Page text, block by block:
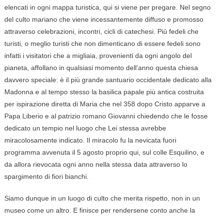
elencati in ogni mappa turistica, qui si viene per pregare. Nel segno
del culto mariano che viene incessantemente diffuso e promosso
attraverso celebrazioni, incontri, cicli di catechesi. Più fedeli che
turisti, o meglio turisti che non dimenticano di essere fedeli sono
infatti i visitatori che a migliaia, provenienti da ogni angolo del
pianeta, affollano in qualsiasi momento dell’anno questa chiesa
davvero speciale: è il più grande santuario occidentale dedicato alla
Madonna e al tempo stesso la basilica papale più antica costruita
per ispirazione diretta di Maria che nel 358 dopo Cristo apparve a
Papa Liberio e al patrizio romano Giovanni chiedendo che le fosse
dedicato un tempio nel luogo che Lei stessa avrebbe
miracolosamente indicato. Il miracolo fu la nevicata fuori
programma avvenuta il 5 agosto proprio qui, sul colle Esquilino, e
da allora rievocata ogni anno nella stessa data attraverso lo
spargimento di fiori bianchi.
Siamo dunque in un luogo di culto che merita rispetto, non in un
museo come un altro. E finisce per rendersene conto anche la